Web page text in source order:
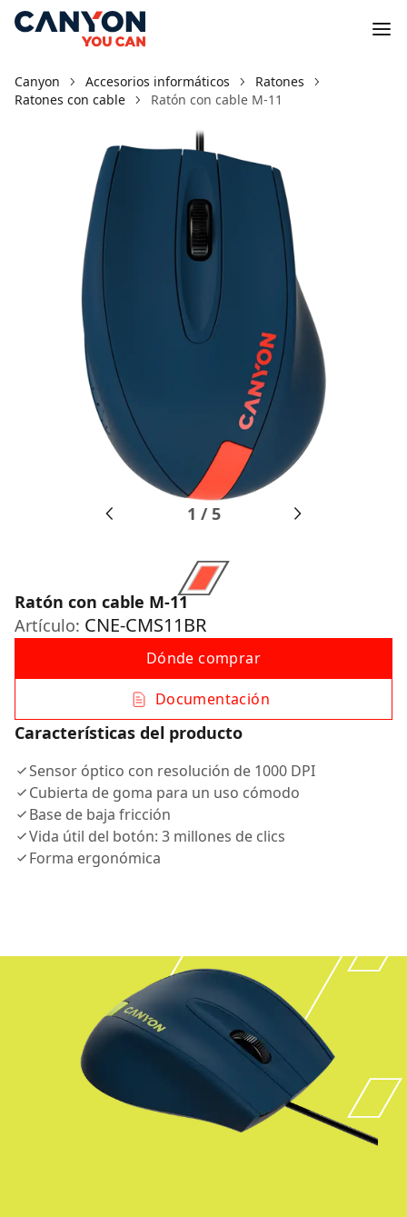
Canyon Accesorios informáticos
Ratones
Ratones con cable
Ratón con cable M-11
1 / 5
Ratón con cable M-11
Artículo: CNE-CMS11BR
Dónde comprar
Documentación
Características del producto
Sensor óptico con resolución de 1000 DPI
Cubierta de goma para un uso cómodo
Base de baja fricción
Vida útil del botón: 3 millones de clics
Forma ergonómica